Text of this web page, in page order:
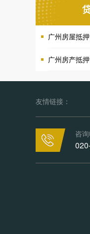
广州房屋抵
广州房产抵
友情链接：
咨